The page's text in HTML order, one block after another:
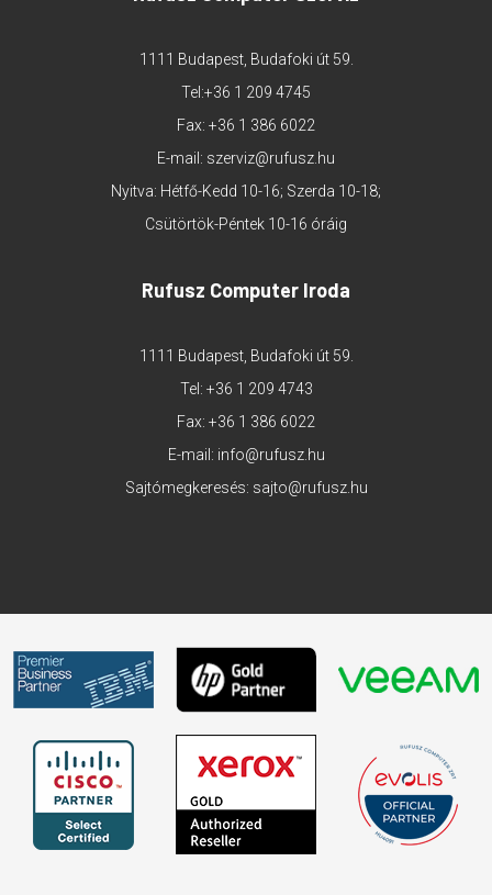
1111 Budapest, Budafoki út 59.
Tel:+36 1 209 4745
Fax: +36 1 386 6022
E-mail: szerviz@rufusz.hu
Nyitva: Hétfő-Kedd 10-16; Szerda 10-18;
Csütörtök-Péntek 10-16 óráig
Rufusz Computer Iroda
1111 Budapest, Budafoki út 59.
Tel: +36 1 209 4743
Fax: +36 1 386 6022
E-mail: info@rufusz.hu
Sajtómegkeresés: sajto@rufusz.hu